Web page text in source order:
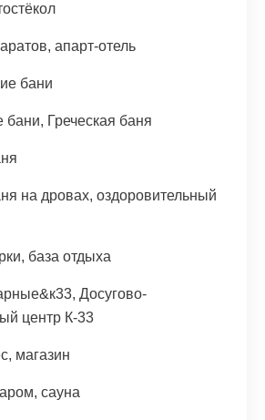
апарт-отель
бани
бани, Греческая баня
на дровах, оздоровительный
база отдыха
Досугово-
центр К-33
магазин
сауна